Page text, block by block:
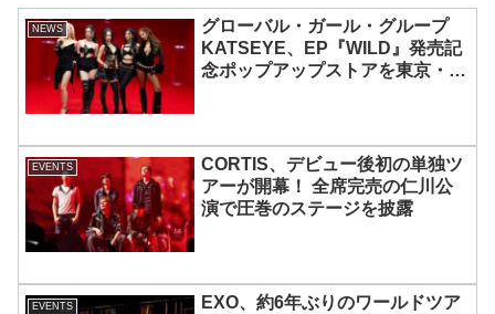
NEWS
グローバル・ガール・グループ
KATSEYE、EP『WILD』発売記
念ポップアップストアを東京・原
EVENTS
CORTIS、デビュー後初の単独ツ
アーが開幕！ 全席完売の仁川公
演で圧巻のステージを披露
EVENTS
EXO、約6年ぶりのワールドツア